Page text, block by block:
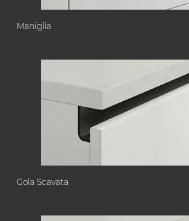
Maniglia
Gola Scavata